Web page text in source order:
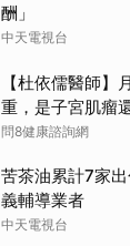
酬」
中天電視台
【杜依儒醫師】
重，是子宮肌瘤
問8健康諮詢網
苦茶油累計7家
義輔導業者
中天電視台